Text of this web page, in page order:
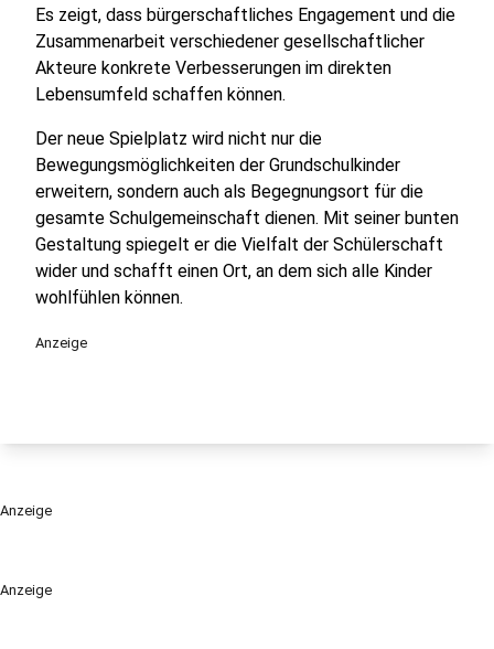
Anzeige
Es zeigt, dass bürgerschaftliches Engagement und die
Zusammenarbeit verschiedener gesellschaftlicher
Akteure konkrete Verbesserungen im direkten
Lebensumfeld schaffen können.
Der neue Spielplatz wird nicht nur die
Bewegungsmöglichkeiten der Grundschulkinder
erweitern, sondern auch als Begegnungsort für die
gesamte Schulgemeinschaft dienen. Mit seiner bunten
Gestaltung spiegelt er die Vielfalt der Schülerschaft
wider und schafft einen Ort, an dem sich alle Kinder
wohlfühlen können.
Anzeige
Anzeige